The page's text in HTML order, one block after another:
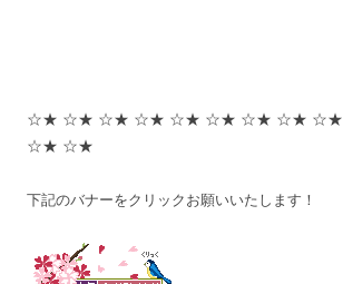
☆★ ☆★ ☆★ ☆★ ☆★ ☆★ ☆★ ☆★
☆★ ☆★
下記のバナーをクリックお願いいたします！